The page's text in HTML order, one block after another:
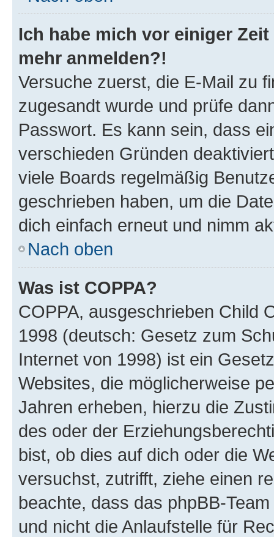
Ich habe mich vor einiger
mehr anmelden?!
Versuche zuerst, die E-Mail zu
zugesandt wurde und prüfe
Passwort. Es kann sein, dass
verschieden Gründen
viele Boards regelmäßig
geschrieben haben, um die
dich einfach erneut und nimm
Nach oben
Was ist COPPA?
COPPA, ausgeschrieben Child
1998 (deutsch: Gesetz zum
Internet von 1998) ist ein
Websites, die möglicherweise
Jahren erheben, hierzu die
des oder der
bist, ob dies auf dich oder die
versuchst, zutrifft, ziehe einen
beachte, dass das phpBB-
und nicht die Anlaufstelle für